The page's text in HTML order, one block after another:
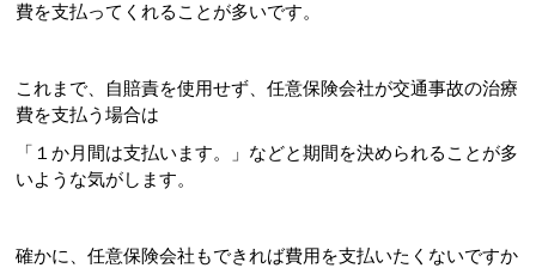
費を支払ってくれることが多いです。
これまで、自賠責を使用せず、任意保険会社が交通事故の治療
費を支払う場合は
「１か月間は支払います。」などと期間を決められることが多
いような気がします。
確かに、任意保険会社もできれば費用を支払いたくないですか